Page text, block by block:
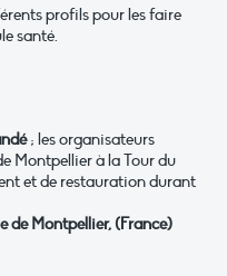
profils pour les faire
santé.
; les organisateurs
Montpellier à la Tour du
et de restauration durant
de Montpellier, (France)